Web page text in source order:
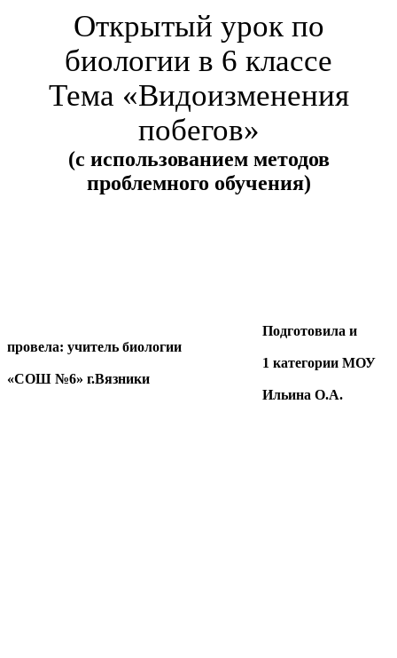
Открытый урок по
биологии в 6 классе
Тема «Видоизменения
побегов»
(с использованием методов
проблемного обучения)
Подготовила и
провела: учитель биологии
1 категории МОУ
«СОШ №6» г.Вязники
Ильина О.А.